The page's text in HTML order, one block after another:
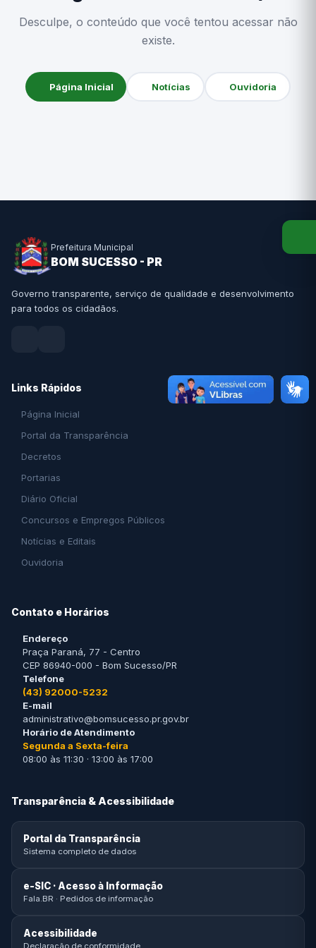
Desculpe, o conteúdo que você tentou acessar não
existe.
Página Inicial Notícias Ouvidoria
Prefeitura Municipal
BOM SUCESSO - PR
Governo transparente, serviço de qualidade e desenvolvimento
para todos os cidadãos.
Links Rápidos
Página Inicial
Portal da Transparência
Decretos
Portarias
Diário Oficial
Concursos e Empregos Públicos
Notícias e Editais
Ouvidoria
Contato e Horários
Endereço
Praça Paraná, 77 - Centro
CEP 86940-000 - Bom Sucesso/PR
Telefone
(43) 92000-5232
E-mail
administrativo@bomsucesso.pr.gov.br
Horário de Atendimento
Segunda a Sexta-feira
08:00 às 11:30 · 13:00 às 17:00
Transparência & Acessibilidade
Portal da Transparência
Sistema completo de dados
e-SIC · Acesso à Informação
Fala.BR · Pedidos de informação
Acessibilidade
Declaração de conformidade